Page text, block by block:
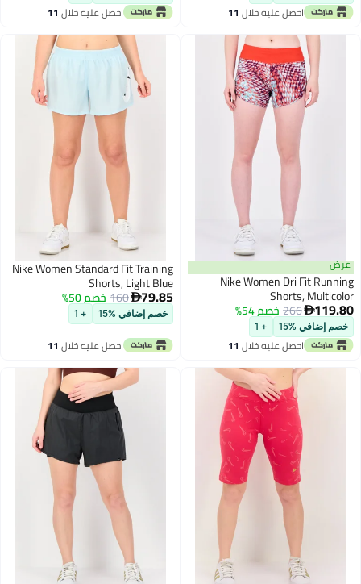
احصل عليه خلال11
اغسطس
احصل عليه خلال11
اغسطس
Nike Women Dri Fit
Shorts,

266خصم 54%
إضافي %15 + 1
احصل عليه خلال11
اغسطس
Nike Women Standard Fit Training
Shorts, Light Blue
79.85
160خصم 50%
خصم إضافي %15 + 1
احصل عليه خلال11
اغسطس